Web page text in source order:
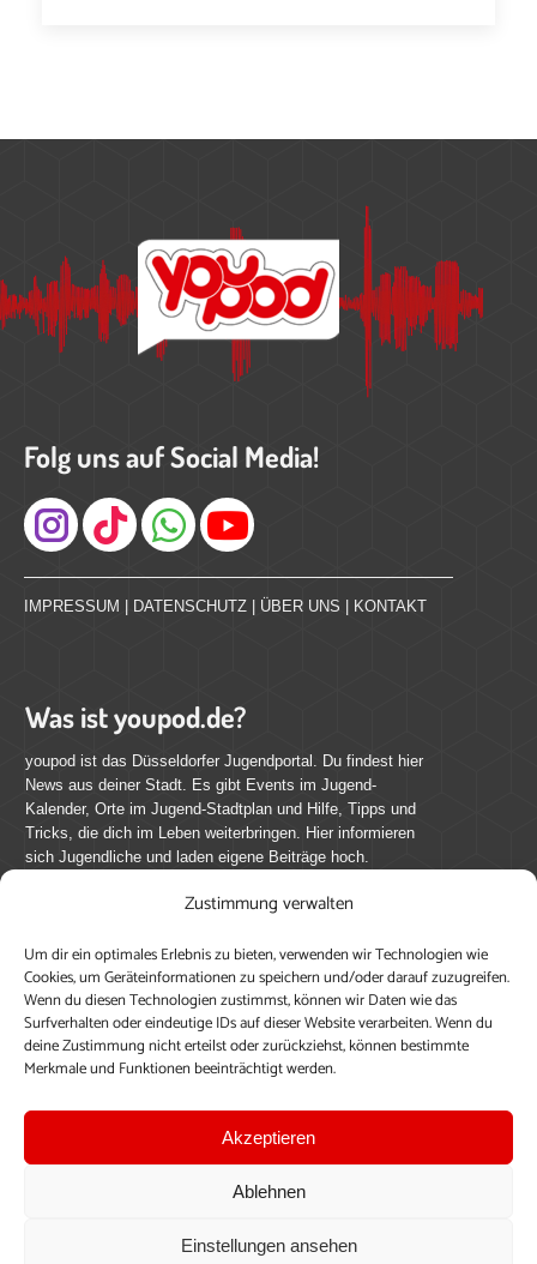
Zustimmung verwalten
Um dir ein optimales Erlebnis zu bieten, verwenden wir Technologien wie
Cookies, um Geräteinformationen zu speichern und/oder darauf zuzugreifen.
Wenn du diesen Technologien zustimmst, können wir Daten wie das
Surfverhalten oder eindeutige IDs auf dieser Website verarbeiten. Wenn du
deine Zustimmung nicht erteilst oder zurückziehst, können bestimmte
Merkmale und Funktionen beeinträchtigt werden.
Akzeptieren
Ablehnen
Einstellungen ansehen
Folg uns auf Social Media!
Instagram
IMPRESSUM DATENSCHUTZ ÜBER UNS KONTAKT
Was ist youpod.de?
youpod ist das Düsseldorfer Jugendportal. Du findest hier
News aus deiner Stadt. Es gibt Events im Jugend-
Kalender, Orte im Jugend-Stadtplan und Hilfe, Tipps und
Tricks, die dich im Leben weiterbringen. Hier informieren
sich Jugendliche und laden eigene Beiträge hoch.
Mach mit bei youpod.de!
youpod.de lebt von Menschen wie dir. Sammel
journalistische Erfahrung, teile deine Perspektive und
veröffentliche deine Beiträge auf youpod.de.Du musst
dich anmelden, um alle Funktionen nutzen zu können, ein
Profil anzulegen, eigene Beiträge hochzuladen und zu
Einloggen